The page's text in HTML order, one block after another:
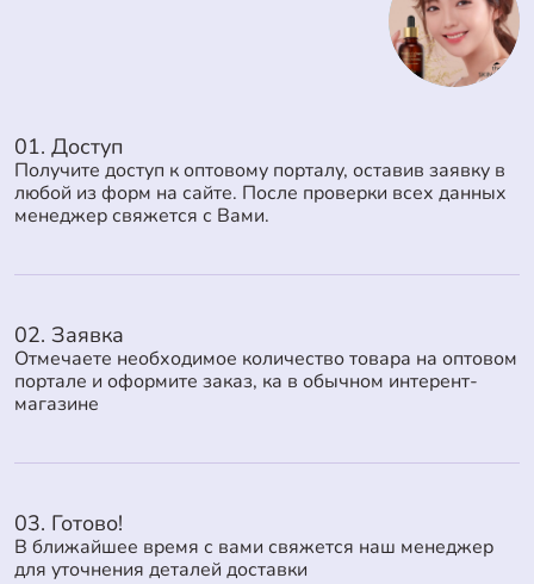
01. Доступ
Получите доступ к оптовому порталу, оставив заявку в
любой из форм на сайте. После проверки всех данных
менеджер свяжется с Вами.
02. Заявка
Отмечаете необходимое количество товара на оптовом
портале и оформите заказ, ка в обычном интерент-
магазине
03. Готово!
В ближайшее время с вами свяжется наш менеджер
для уточнения деталей доставки